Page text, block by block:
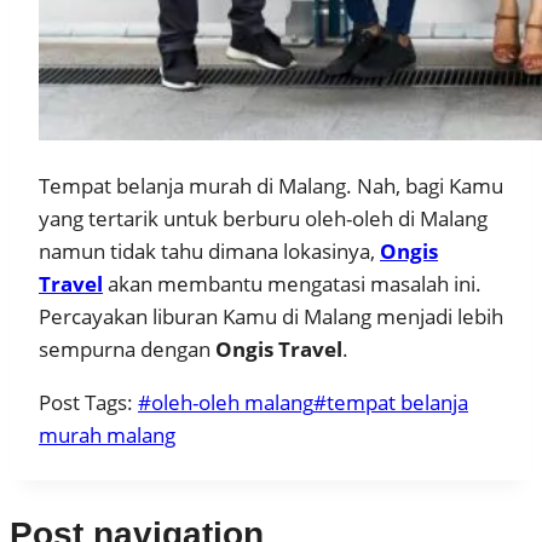
Tempat belanja murah di Malang. Nah, bagi Kamu
yang tertarik untuk berburu oleh-oleh di Malang
namun tidak tahu dimana lokasinya, Ongis
Travel akan membantu mengatasi masalah ini.
Percayakan liburan Kamu di Malang menjadi lebih
sempurna dengan Ongis Travel.
Post Tags: #oleh-oleh malang#tempat belanja
murah malang
Post navigation